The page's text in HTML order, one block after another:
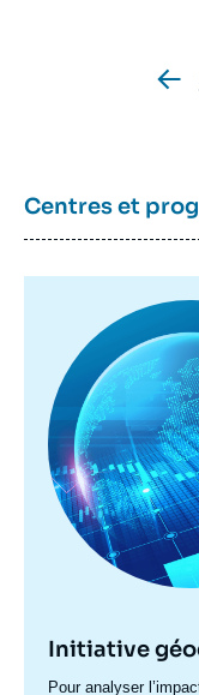
Centres et
principale
Initiative
Accroche
Pour analyser